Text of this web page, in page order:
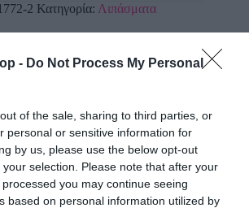
- Do Not Process My Personal
of the sale, sharing to third parties, or
personal or sensitive information for
by us, please use the below opt-out
selection. Please note that after your
you may continue seeing
based on personal information utilized by
2 Κατηγορία: Λιπάσματα
Επιπλέον πληροφορίες